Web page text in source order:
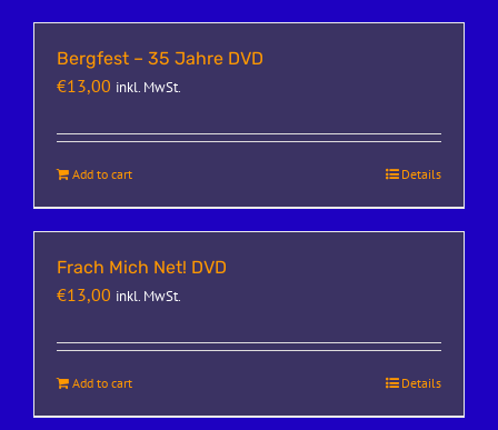
Bergfest – 35 Jahre DVD
€13,00 inkl. MwSt.
Add to cart Details
Frach Mich Net! DVD
€13,00 inkl. MwSt.
Add to cart Details